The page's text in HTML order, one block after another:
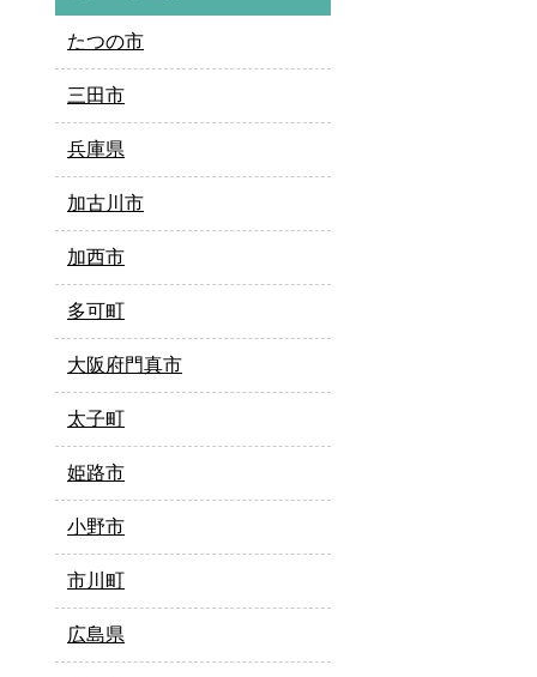
たつの市
三田市
兵庫県
加古川市
加西市
多可町
大阪府門真市
太子町
姫路市
小野市
市川町
広島県